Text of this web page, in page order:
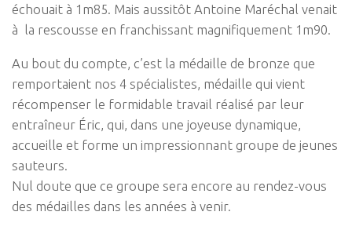
échouait à 1m85. Mais aussitôt Antoine Maréchal venait
à la rescousse en franchissant magnifiquement 1m90.
Au bout du compte, c’est la médaille de bronze que
remportaient nos 4 spécialistes, médaille qui vient
récompenser le formidable travail réalisé par leur
entraîneur Éric, qui, dans une joyeuse dynamique,
accueille et forme un impressionnant groupe de jeunes
sauteurs.
Nul doute que ce groupe sera encore au rendez-vous
des médailles dans les années à venir.